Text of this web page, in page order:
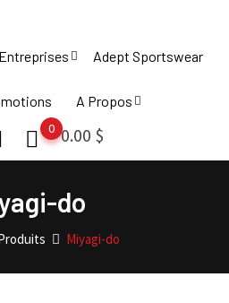
Entreprises Adept Sportswear
A Propos
0.00 $
0
do
Miyagi-do